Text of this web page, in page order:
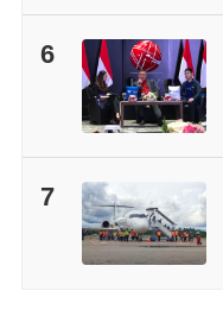
6
7